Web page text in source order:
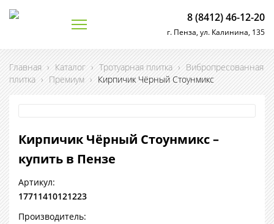
8 (8412) 46-12-20
г. Пенза, ул. Калинина, 135
Главная › Каталог › Тротуарная плитка › Вибропресованная
плитка › Премиум › Кирпичик Чёрный Стоунмикс
Кирпичик Чёрный Стоунмикс –
купить в Пензе
Артикул:
17711410121223
Производитель: